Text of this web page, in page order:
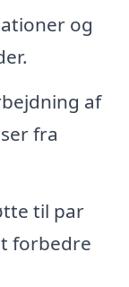
og
af
fra
til par
forbedre